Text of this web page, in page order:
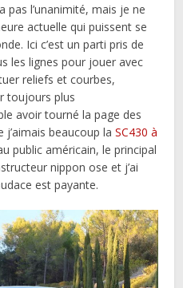
pas l’unanimité, mais je ne
actuelle qui puissent se
Ici c’est un parti pris de
les lignes pour jouer avec
reliefs et courbes,
toujours plus
avoir tourné la page des
j’aimais beaucoup laSC430 à
public américain, le principal
nippon ose et j’ai
est payante.